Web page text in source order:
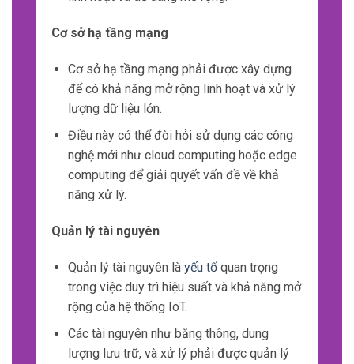
được thông tin cần thiết từ dữ liệu đa dạng.
Tính không tin cậy
Cuối cùng một đặc điểm quan trọng khác của
dữ liệu trong IoT là tính không tin cậy.
Với hàng tỷ thiết bị kết nối và môi trường
không đáng tin cậy, việc thu thập và truyền dữ
liệu có thể gặp phải các sự cố như mất kết nối
hay nhiễu sóng.
Để xử lý tính không tin cậy của dữ liệu IoT,
cần sử dụng các kỹ thuật như Data Validation